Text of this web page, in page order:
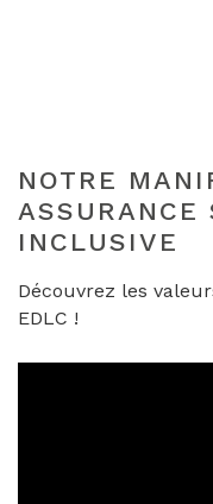
NOTRE
ASSURANCE
INCLUSIVE
Découvrez les
EDLC !